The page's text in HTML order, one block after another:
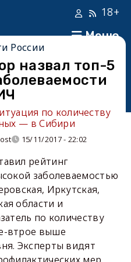
Меню
18+
России
назвал топ-5
по количеству
— в Сибири
15/11/2017 - 22:02
рейтинг
заболеваемостью
Иркутская,
области и
по количеству
втрое выше
Эксперты видят